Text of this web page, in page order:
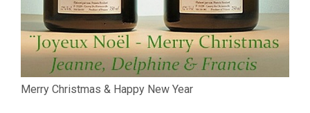
Merry Christmas & Happy New Year